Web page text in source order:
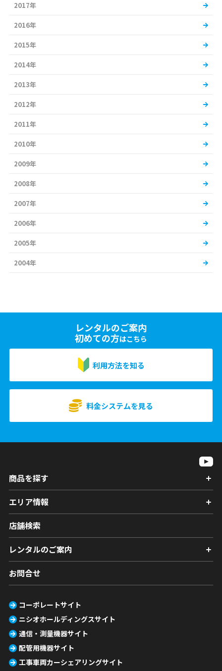
2017年
2016年
2015年
2014年
2013年
2012年
2011年
2010年
2009年
2008年
2007年
2006年
2005年
2004年
レンタルのご案内
初めての方はこちら
利用方法を知る
料金システムを見る
商品を探す
エリア情報
店舗検索
レンタルのご案内
お問合せ
コーポレートサイト
ニシオホールディングスサイト
通信・測量機器サイト
配管用機器サイト
工事車両カーシェアリングサイト